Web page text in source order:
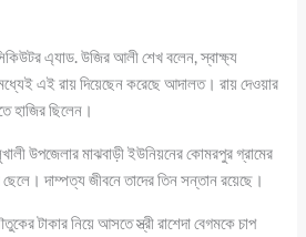
এ্যাড. উজির আলী শেখ বলেন, স্বাক্ষ্য
এই রায় দিয়েছেন করেছে আদালত। রায় দেওয়ার
হাজির ছিলেন।
উপজেলার মাঝবাড়ী ইউনিয়নের কোমরপুর গ্রামের
দাম্পত্য জীবনে তাদের তিন সন্তান রয়েছে।
টাকার নিয়ে আসতে স্ত্রী রাশেদা বেগমকে চাপ